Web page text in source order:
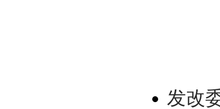
发改